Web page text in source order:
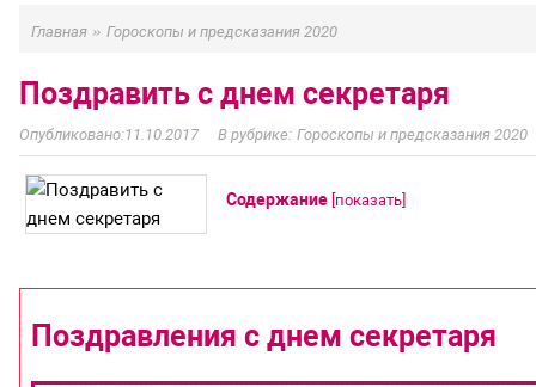
Главная » Гороскопы и предсказания 2020
Поздравить с днем секретаря
11.10.2017 Гороскопы и предсказания 2020
Содержание [показать]
Поздравления с днем секретаря